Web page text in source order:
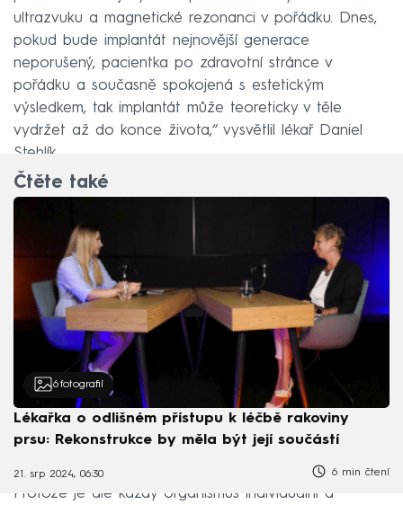
ultrazvuku a magnetické rezonanci v pořádku. Dnes,
pokud bude implantát nejnovější generace
neporušený, pacientka po zdravotní stránce v
pořádku a současně spokojená s estetickým
výsledkem, tak implantát může teoreticky v těle
vydržet až do konce života,“ vysvětlil lékař Daniel
Stehlík.
Čtěte také
6 fotografií
Lékařka o odlišném přístupu k léčbě rakoviny
prsu: Rekonstrukce by měla být její součástí
21. srp 2024, 06:30 6 min čtení
Protože je ale každý organismus individuální a